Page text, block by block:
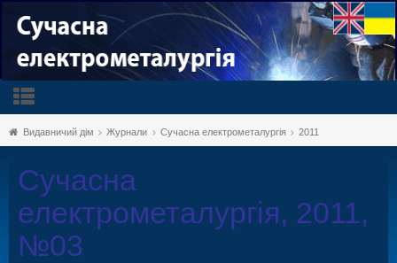
Видавничий дім Журнали Сучасна електрометалургія 2011
Сучасна
електрометалургія, 2011,
№03